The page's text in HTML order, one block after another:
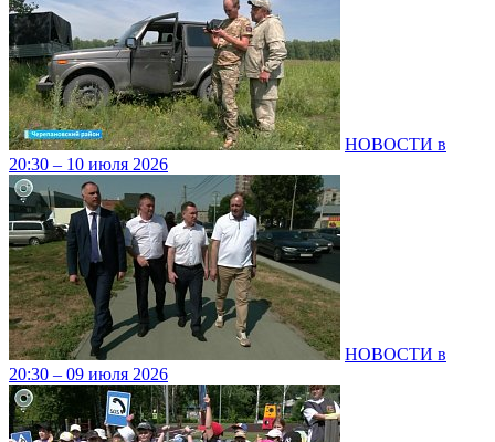
НОВОСТИ в
20:30 – 10 июля 2026
НОВОСТИ в
20:30 – 09 июля 2026